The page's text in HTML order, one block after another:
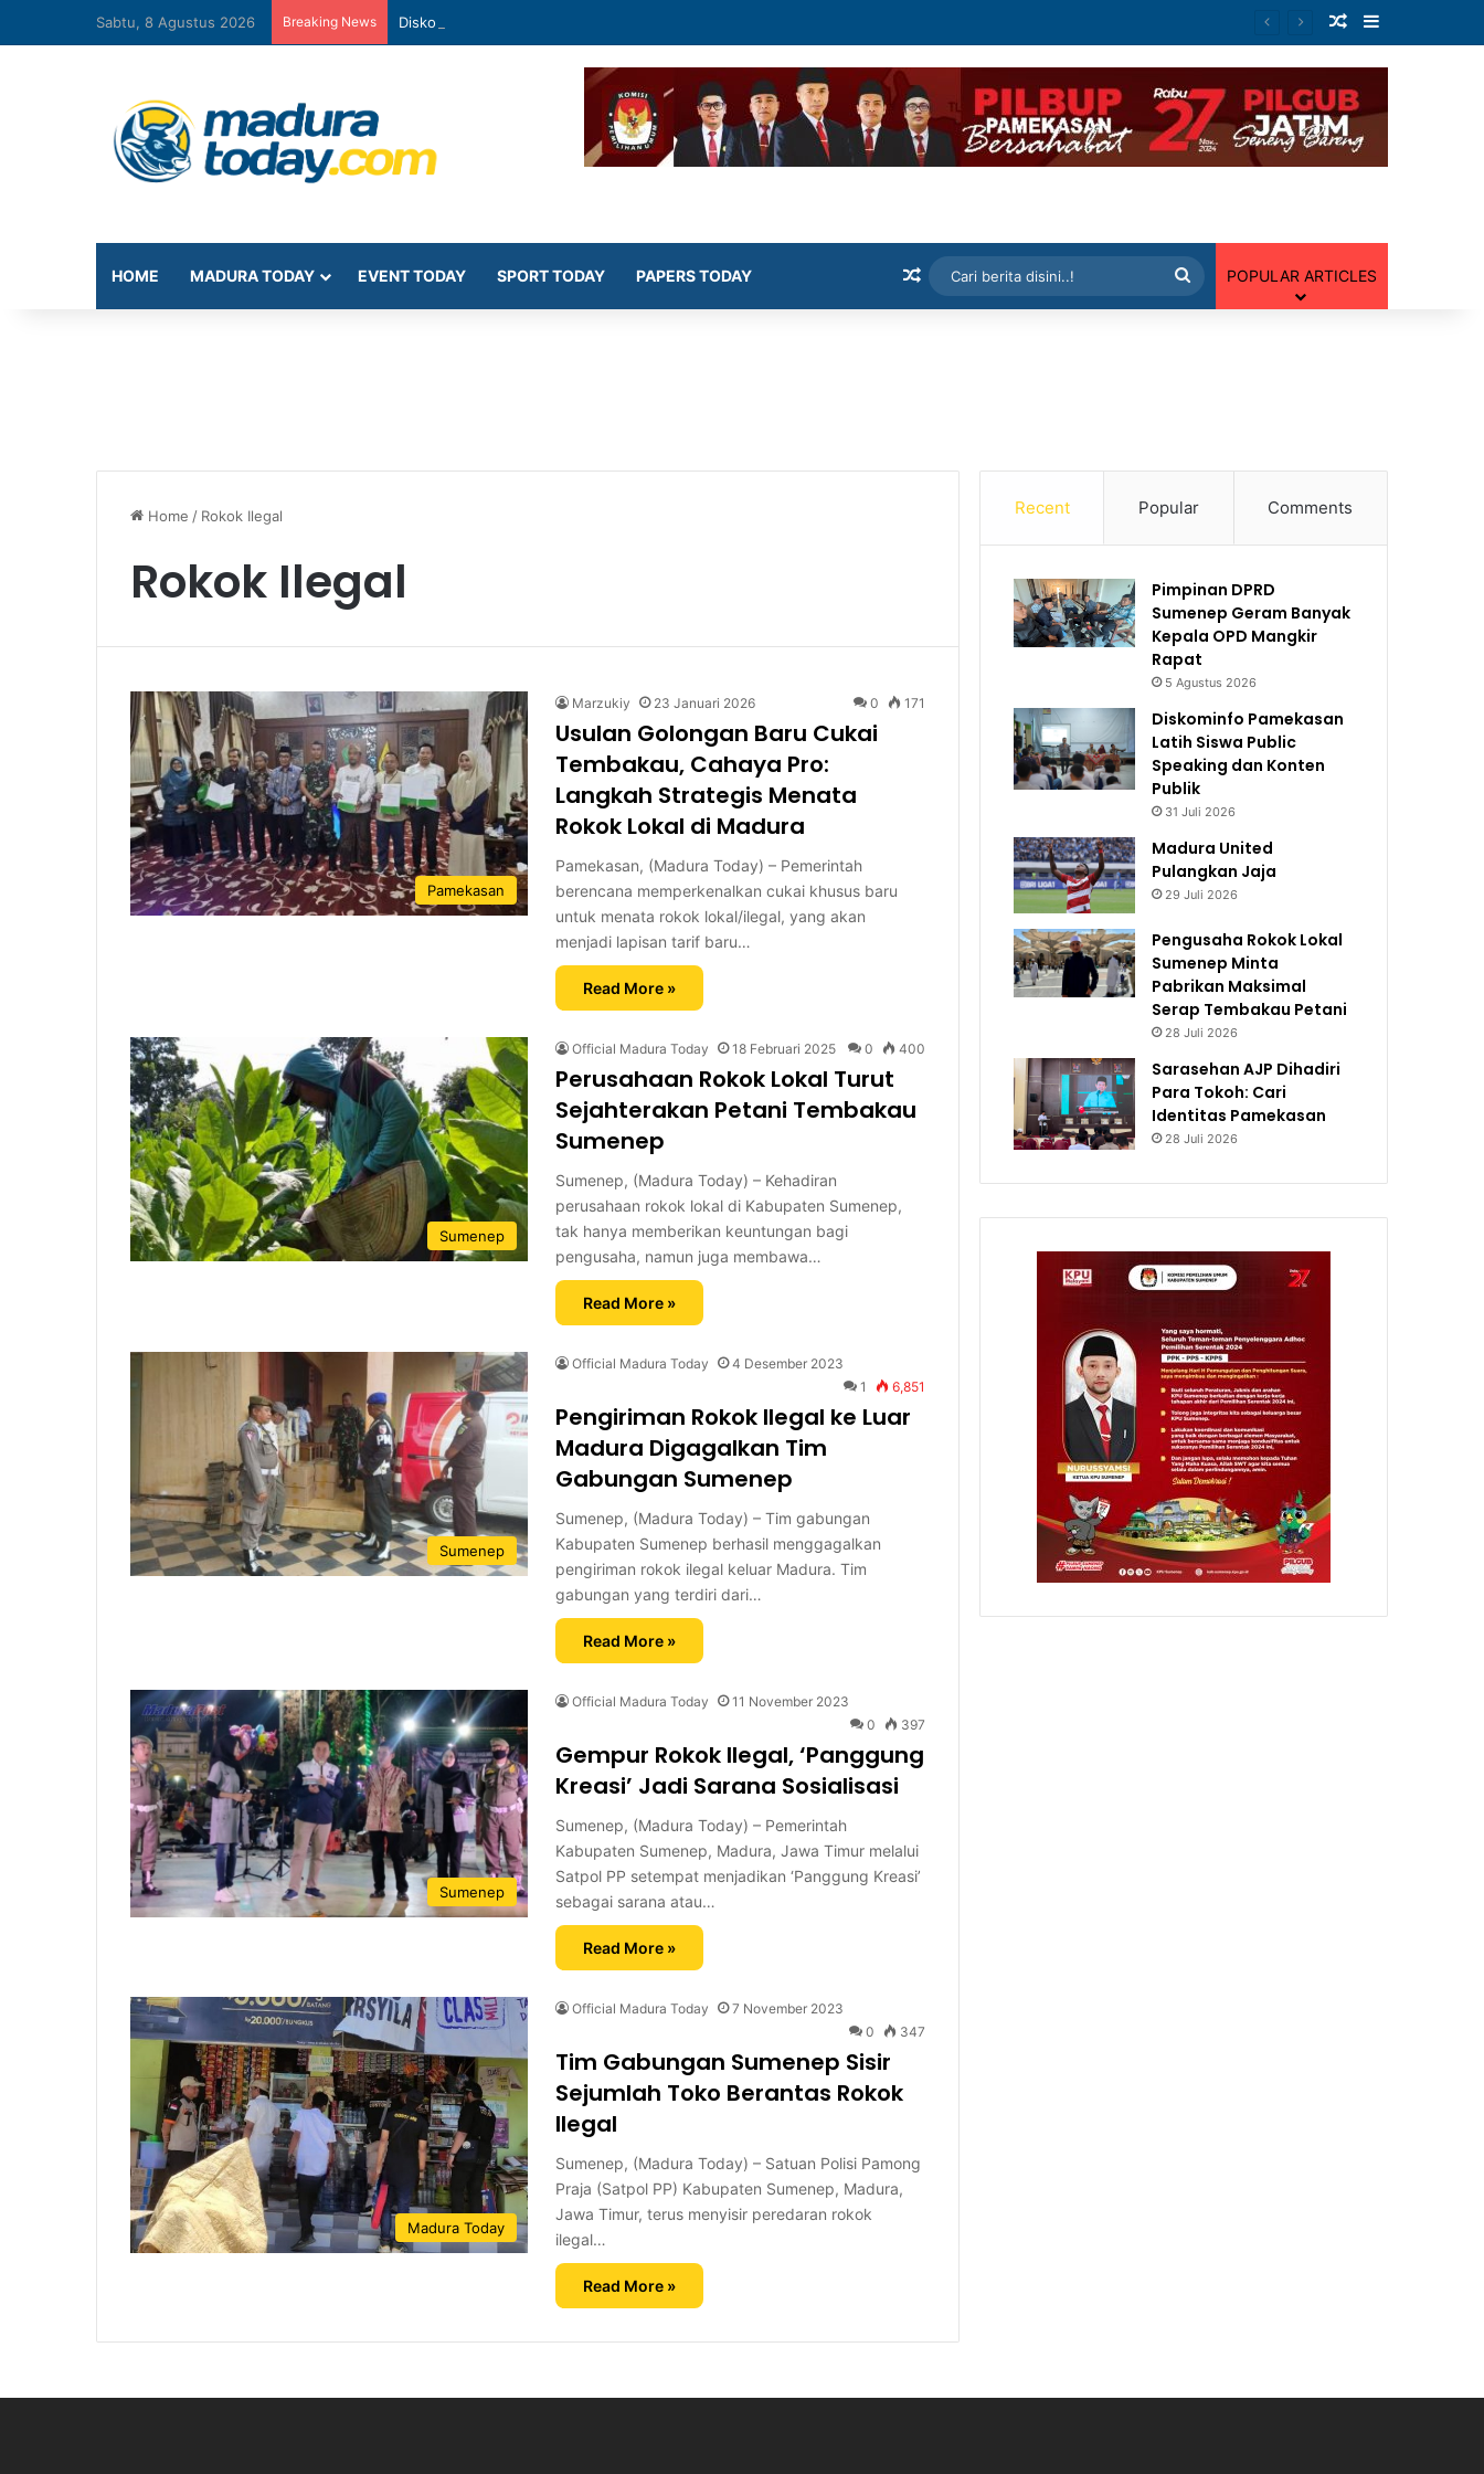
Sabtu, 8 Agustus 2026 Breaking News Diskominfo Pamekasan Latih Siswa Public Speaking dan Konten Publik Artikel Random
HOME MADURA TODAY EVENT TODAY SPORT TODAY PAPERS TODAY Artikel Random
berita
POPULAR ARTICLES
Home / Rokok Ilegal
Rokok Ilegal
Pamekasan
Marzukiy 23 Januari 2026 0 171
Usulan Golongan Baru Cukai
Tembakau, Cahaya Pro:
Langkah Strategis Menata
Rokok Lokal di Madura
Pamekasan, (Madura Today) – Pemerintah
berencana memperkenalkan cukai khusus baru
untuk menata rokok lokal/ilegal, yang akan
menjadi lapisan tarif baru…
Read More »
Sumenep
Official Madura Today 18 Februari 2025 0 400
Perusahaan Rokok Lokal Turut
Sejahterakan Petani Tembakau
Sumenep
Sumenep, (Madura Today) – Kehadiran
perusahaan rokok lokal di Kabupaten Sumenep,
tak hanya memberikan keuntungan bagi
pengusaha, namun juga membawa…
Read More »
Sumenep
Official Madura Today
4 Desember 2023
1
6,851
Pengiriman Rokok Ilegal ke Luar
Madura Digagalkan Tim
Gabungan Sumenep
Sumenep, (Madura Today) – Tim gabungan
Kabupaten Sumenep berhasil menggagalkan
pengiriman rokok ilegal keluar Madura. Tim
gabungan yang terdiri dari…
Read More »
Sumenep
Official Madura Today
11 November 2023
0
397
Gempur Rokok Ilegal, ‘Panggung
Kreasi’ Jadi Sarana Sosialisasi
Sumenep, (Madura Today) – Pemerintah
Kabupaten Sumenep, Madura, Jawa Timur melalui
Satpol PP setempat menjadikan ‘Panggung Kreasi’
sebagai sarana atau…
Read More »
Madura Today
Official Madura Today
7 November 2023
0
347
Tim Gabungan Sumenep Sisir
Sejumlah Toko Berantas Rokok
Ilegal
Sumenep, (Madura Today) – Satuan Polisi Pamong
Praja (Satpol PP) Kabupaten Sumenep, Madura,
Jawa Timur, terus menyisir peredaran rokok
ilegal…
Read More »
Recent Popular Comments
Pimpinan DPRD
Sumenep Geram Banyak
Kepala OPD Mangkir
Rapat
5 Agustus 2026
Diskominfo Pamekasan
Latih Siswa Public
Speaking dan Konten
Publik
31 Juli 2026
Madura United
Pulangkan Jaja
29 Juli 2026
Pengusaha Rokok Lokal
Sumenep Minta
Pabrikan Maksimal
Serap Tembakau Petani
28 Juli 2026
Sarasehan AJP Dihadiri
Para Tokoh: Cari
Identitas Pamekasan
28 Juli 2026